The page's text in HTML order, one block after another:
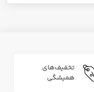
تخفیف‌های
همیشگی